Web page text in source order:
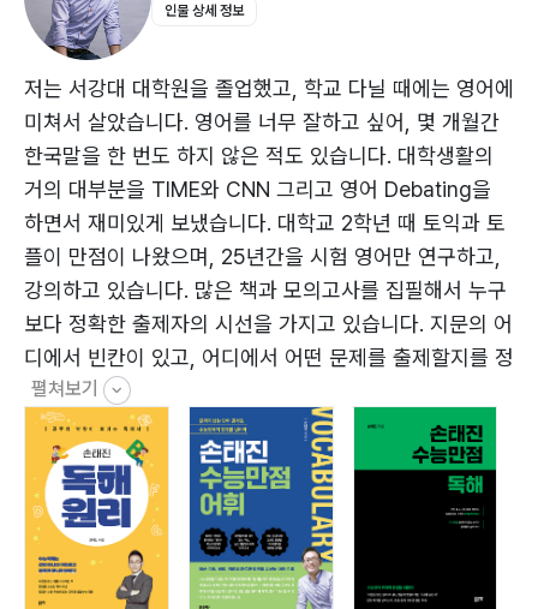
14. 부사
15. 비교 구문
16. 전치사
17. 등위접속사와 상관접속사
18. 부사절 접속사
19. 명사절 접속사
20. 관계대명사
21. 강조, 도치
인물 상세 정보
저는 서강대 대학원을 졸업했고, 학교 다닐 때에는 영어에
미쳐서 살았습니다. 영어를 너무 잘하고 싶어, 몇 개월간
한국말을 한 번도 하지 않은 적도 있습니다. 대학생활의
거의 대부분을 TIME와 CNN 그리고 영어 Debating을
하면서 재미있게 보냈습니다. 대학교 2학년 때 토익과 토
플이 만점이 나왔으며, 25년간을 시험 영어만 연구하고,
강의하고 있습니다. 많은 책과 모의고사를 집필해서 누구
보다 정확한 출제자의 시선을 가지고 있습니다. 지문의 어
디에서 빈칸이 있고, 어디에서 어떤 문제를 출제할지를 정
확히 볼 수 있습니다. 현재는 공단기(ST Unitas)에서 영
어과 대표교수로 강의하고 있습니다. 3년 전 딸이 중3이
던 때부터 영어를 직접 가르치면서, 중, 고등부 학원에 관
심을 가지게 되었습니다. 한 살이라도 어릴 때부터, 제대
로, 체계적으로 강의를 하면, 엄청난 효과를 볼 수 있다는
것을 느꼈고, 전에 없던 보람을 찾게 되었습니다. 그래서,
손태진 영어학원을 개원하게 되었고, 수능 관련 교재를 집
펼쳐보기